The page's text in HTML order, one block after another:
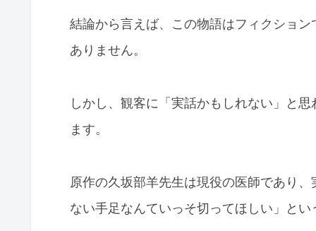
結論から言えば、この物語はフィクショ
ありません。
しかし、観客に「実話かもしれない」と
ます。
原作の久坂部羊先生は現役の医師であり
ない手足なんていっそ切ってほしい」と